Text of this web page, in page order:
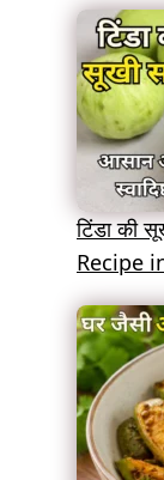
टिंडा की
Recipe